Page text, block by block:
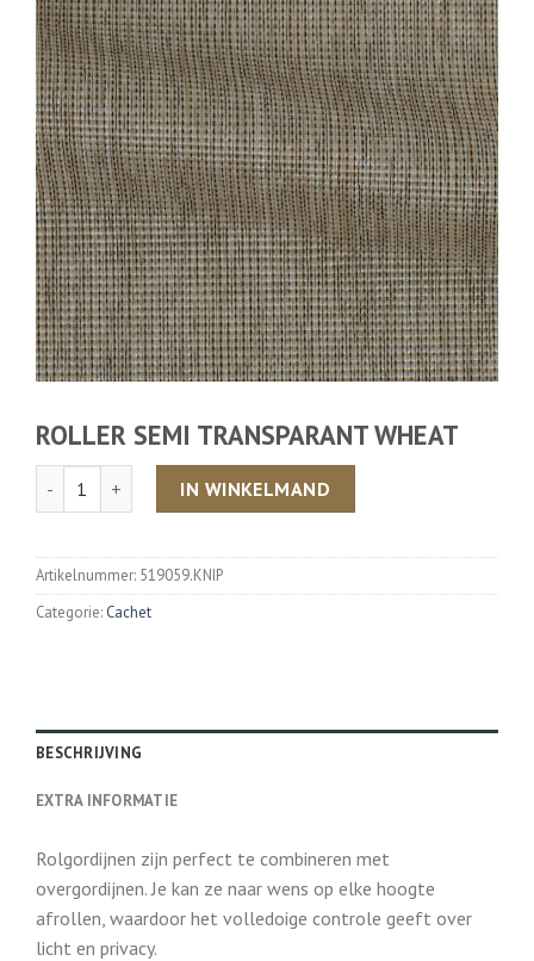
ROLLER SEMI TRANSPARANT WHEAT
Aantal IN WINKELMAND
Artikelnummer: 519059.KNIP
Categorie: Cachet
BESCHRIJVING
EXTRA INFORMATIE
Rolgordijnen zijn perfect te combineren met
overgordijnen. Je kan ze naar wens op elke hoogte
afrollen, waardoor het volledoige controle geeft over
licht en privacy.